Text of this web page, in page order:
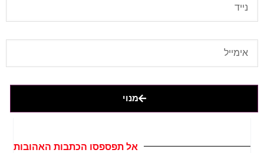
מנוי
אל תפספסו הכתבות האהובות